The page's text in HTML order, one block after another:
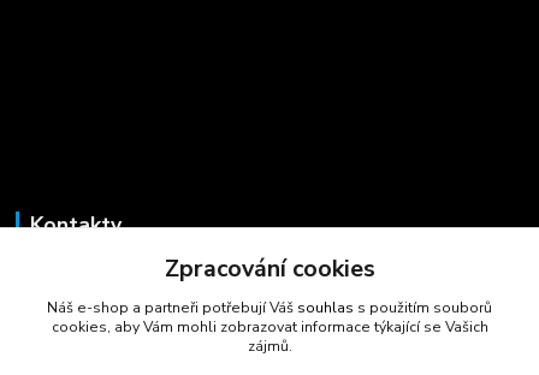
Kontakty
+420 723 725 881
(Po-Pá, 8-16 hod.)
Zpracování cookies
Náš e-shop a partneři potřebují Váš souhlas s použitím souborů
cookies, aby Vám mohli zobrazovat informace týkající se Vašich
zájmů.